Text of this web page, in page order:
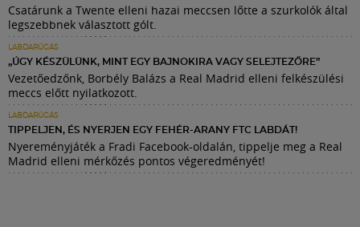
Csatárunk a Twente elleni hazai meccsen lőtte a szurkolók által
legszebbnek választott gólt.
LABDARÚGÁS
„ÚGY KÉSZÜLÜNK, MINT EGY BAJNOKIRA VAGY SELEJTEZŐRE”
Vezetőedzőnk, Borbély Balázs a Real Madrid elleni felkészülési
meccs előtt nyilatkozott.
LABDARÚGÁS
TIPPELJEN, ÉS NYERJEN EGY FEHÉR-ARANY FTC LABDÁT!
Nyereményjáték a Fradi Facebook-oldalán, tippelje meg a Real
Madrid elleni mérkőzés pontos végeredményét!